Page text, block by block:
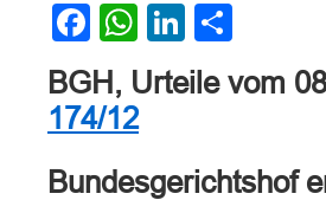
Facebook
WhatsApp
LinkedIn
BGH, Urteile vom
174/12
Bundesgerichtshof